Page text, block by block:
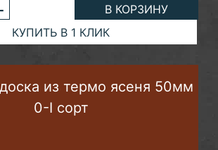
В КОРЗИНУ
КУПИТЬ В 1 КЛИК
из термо ясеня 50мм
0-I сорт